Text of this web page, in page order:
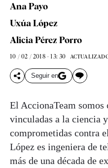
Ana Payo
Uxúa López
Alicia Pérez Porro
10 / 02 / 2018 - 13: 30
Seguir en
El AccionaTeam somos
vinculadas a la ciencia
comprometidas contra el
López es ingeniera de
más de una década de